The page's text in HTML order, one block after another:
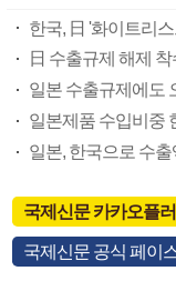
한국, 日 '화이트리
日 수출규제 해제
일본 수출규제에도
일본제품 수입비중
일본, 한국으로 수
국제신문 카카오플
국제신문 공식 페이